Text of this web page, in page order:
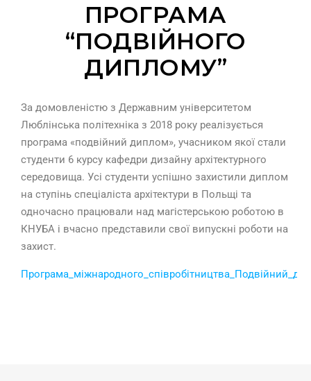
ПРОГРАМА
“ПОДВІЙНОГО
ДИПЛОМУ”
За домовленістю з Державним університетом
Люблінська політехніка з 2018 року реалізується
програма «подвійний диплом», учасником якої стали
студенти 6 курсу кафедри дизайну архітектурного
середовища. Усі студенти успішно захистили диплом
на ступінь спеціаліста архітектури в Польщі та
одночасно працювали над магістерською роботою в
КНУБА і вчасно представили свої випускні роботи на
захист.